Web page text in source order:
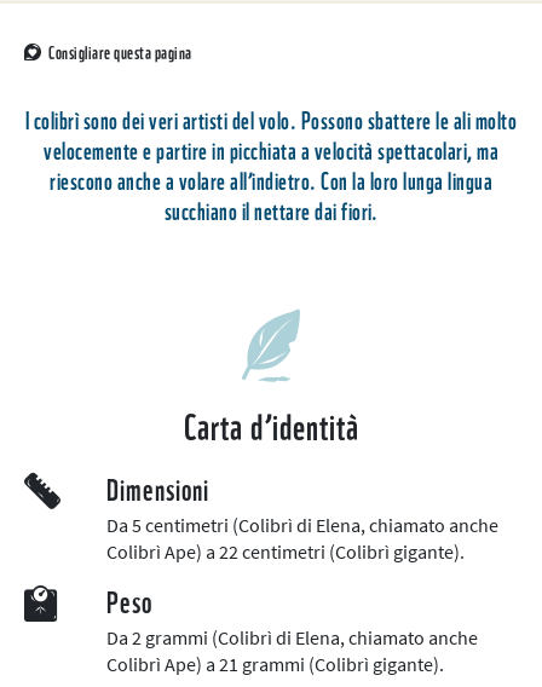
Consigliare questa pagina
I colibrì sono dei veri artisti del volo. Possono sbattere le ali molto
velocemente e partire in picchiata a velocità spettacolari, ma
riescono anche a volare all’indietro. Con la loro lunga lingua
succhiano il nettare dai fiori.
Carta d’identità
Dimensioni
Da 5 centimetri (Colibrì di Elena, chiamato anche
Colibrì Ape) a 22 centimetri (Colibrì gigante).
Peso
Da 2 grammi (Colibrì di Elena, chiamato anche
Colibrì Ape) a 21 grammi (Colibrì gigante).